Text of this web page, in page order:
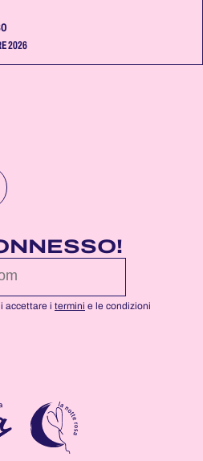
2026
accettare i termini e le condizioni